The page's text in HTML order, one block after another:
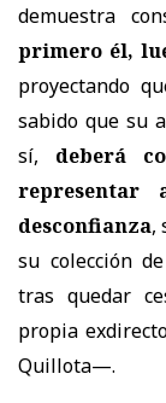
demuestra
primero él,
proyectando
sabido que su
sí, deberá
desconfianza,
su colección
tras quedar
propia
Quillota—.